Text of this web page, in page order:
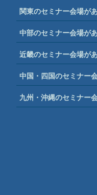
関東のセミナー会場が
中部のセミナー会場が
近畿のセミナー会場が
中国・四国のセミナー
九州・沖縄のセミナー